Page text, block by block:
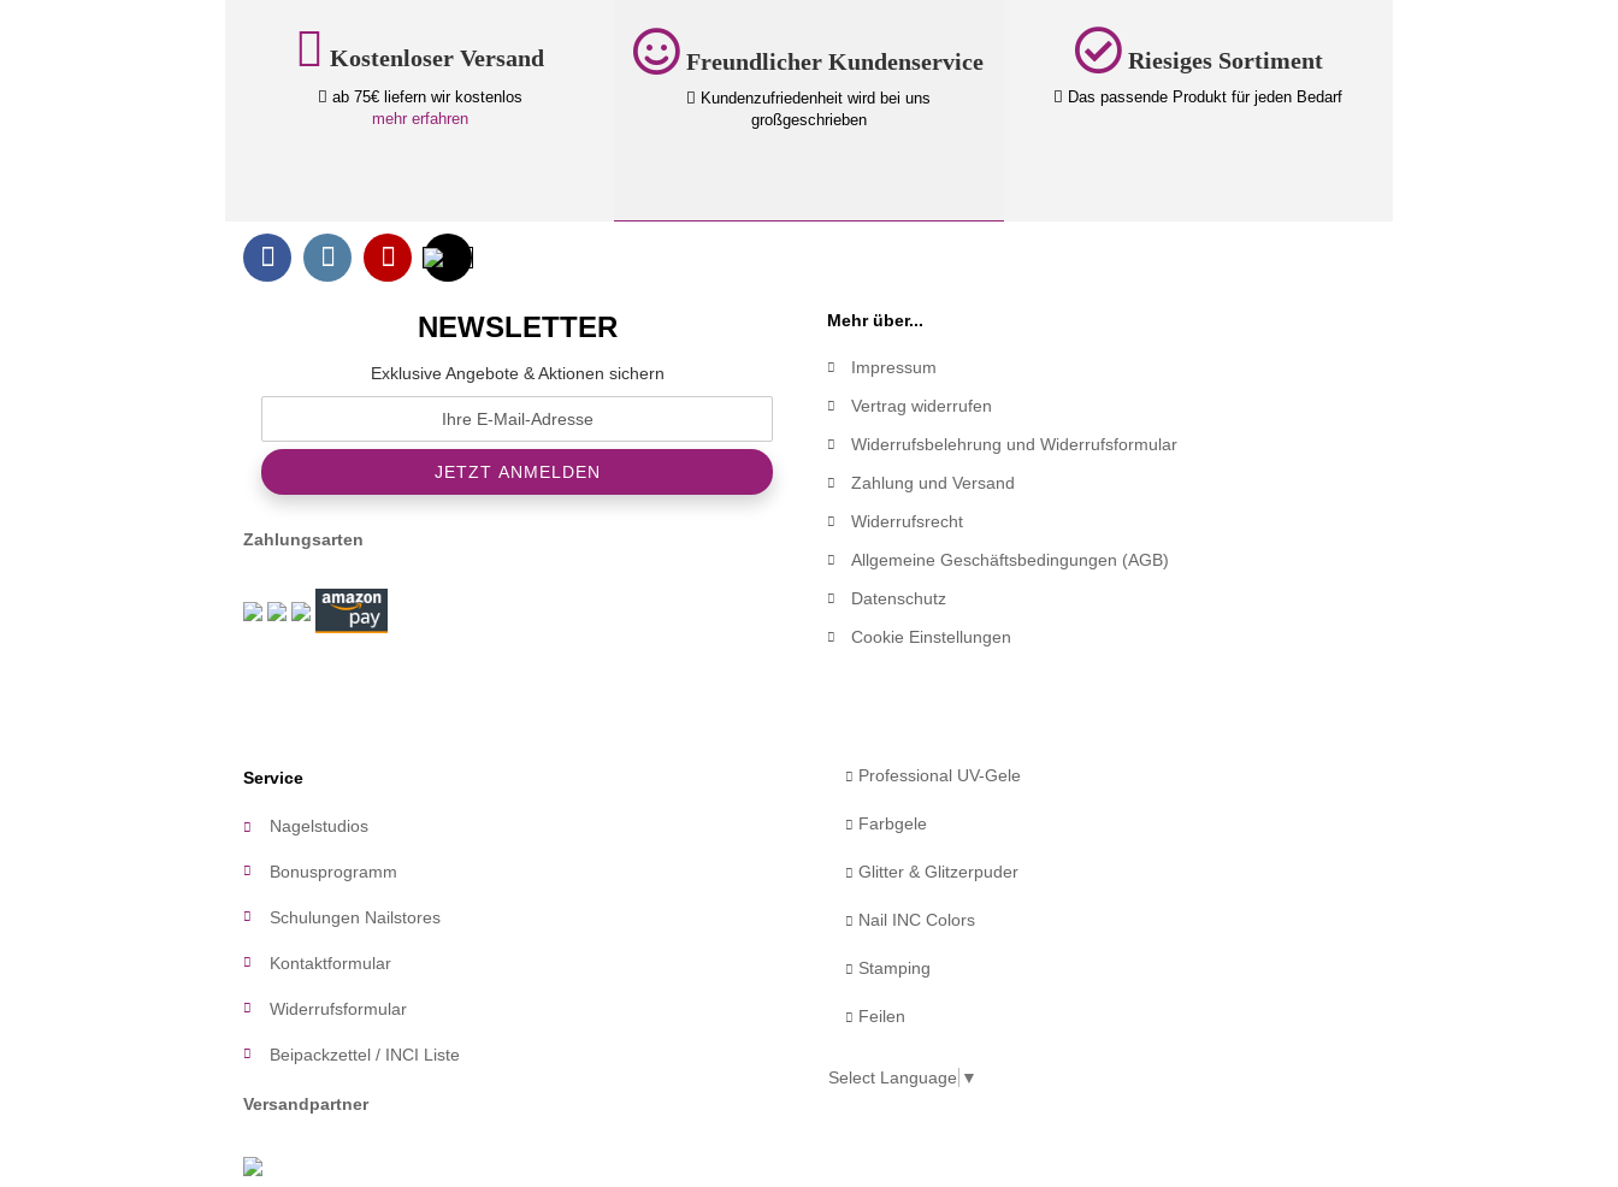
Kostenloser Versand
ab 75€ liefern wir kostenlos
mehr erfahren
Freundlicher Kundenservice
Kundenzufriedenheit wird bei uns
großgeschrieben
Riesiges Sortiment
Das passende Produkt für jeden Bedarf
NEWSLETTER
Exklusive Angebote & Aktionen sichern
Zahlungsarten
Mehr über...
Impressum
Vertrag widerrufen
Widerrufsbelehrung und Widerrufsformular
Zahlung und Versand
Widerrufsrecht
Allgemeine Geschäftsbedingungen (AGB)
Datenschutz
Cookie Einstellungen
Service
Nagelstudios
Bonusprogramm
Schulungen Nailstores
Kontaktformular
Widerrufsformular
Beipackzettel / INCI Liste
Versandpartner
Professional UV-Gele
Farbgele
Glitter & Glitzerpuder
Nail INC Colors
Stamping
Feilen
Select Language ▼